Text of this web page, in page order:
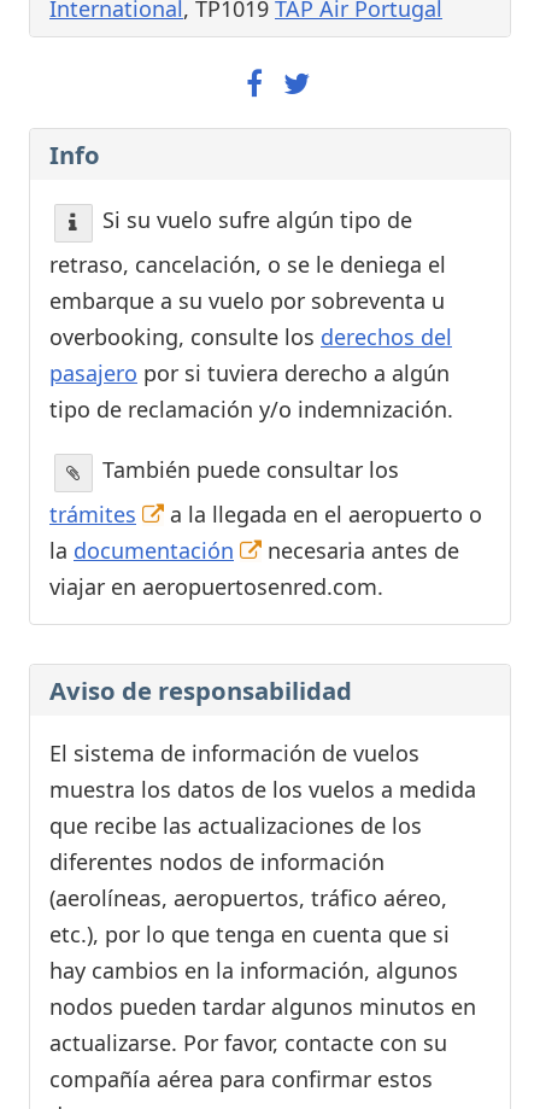
International, TP1019 TAP Air Portugal
Info
Si su vuelo sufre algún tipo de
retraso, cancelación, o se le deniega el
embarque a su vuelo por sobreventa u
overbooking, consulte los derechos del
pasajero por si tuviera derecho a algún
tipo de reclamación y/o indemnización.
También puede consultar los
trámites
a la llegada en el aeropuerto o
la documentación
necesaria antes de
viajar en aeropuertosenred.com.
Aviso de responsabilidad
El sistema de información de vuelos
muestra los datos de los vuelos a medida
que recibe las actualizaciones de los
diferentes nodos de información
(aerolíneas, aeropuertos, tráfico aéreo,
etc.), por lo que tenga en cuenta que si
hay cambios en la información, algunos
nodos pueden tardar algunos minutos en
actualizarse. Por favor, contacte con su
compañía aérea para confirmar estos